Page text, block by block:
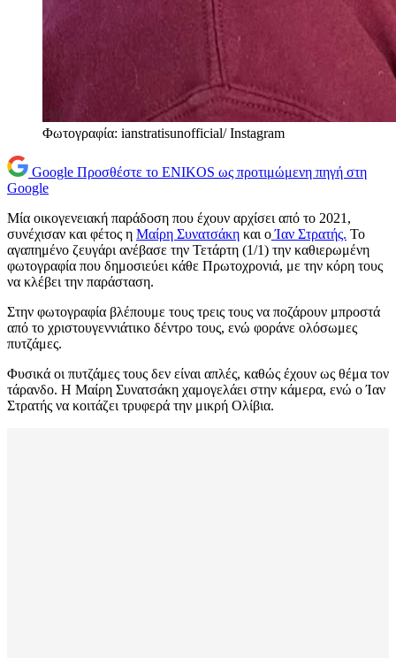
Φωτογραφία: ianstratisunofficial/ Instagram
Google Προσθέστε το ENIKOS ως προτιμώμενη πηγή στη
Google
Μία οικογενειακή παράδοση που έχουν αρχίσει από το 2021,
συνέχισαν και φέτος η Μαίρη Συνατσάκη και οΊαν Στρατής. Το
αγαπημένο ζευγάρι ανέβασε την Τετάρτη (1/1) την καθιερωμένη
φωτογραφία που δημοσιεύει κάθε Πρωτοχρονιά, με την κόρη τους
να κλέβει την παράσταση.
Στην φωτογραφία βλέπουμε τους τρεις τους να ποζάρουν μπροστά
από το χριστουγεννιάτικο δέντρο τους, ενώ φοράνε ολόσωμες
πυτζάμες.
Φυσικά οι πυτζάμες τους δεν είναι απλές, καθώς έχουν ως θέμα τον
τάρανδο. Η Μαίρη Συνατσάκη χαμογελάει στην κάμερα, ενώ ο Ίαν
Στρατής να κοιτάζει τρυφερά την μικρή Ολίβια.